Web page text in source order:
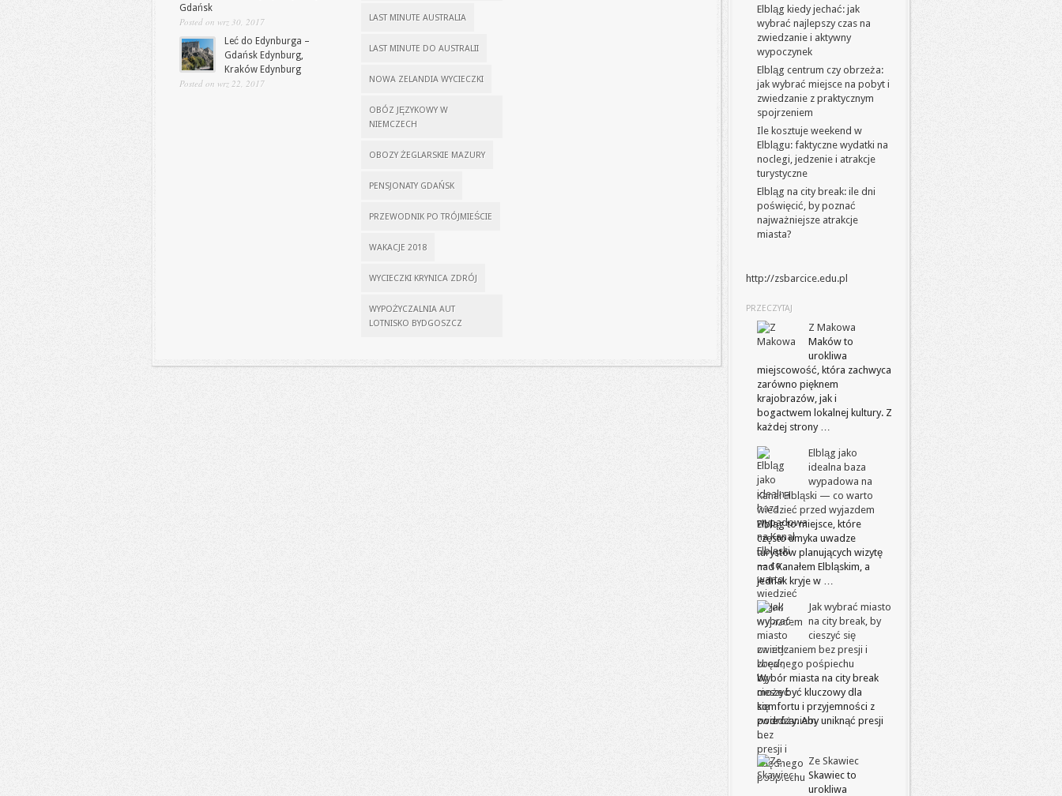
Gdańsk
Posted on wrz 30, 2017
Leć do Edynburga –
Gdańsk Edynburg,
Kraków Edynburg
Posted on wrz 22, 2017
LAST MINUTE AUSTRALIA
LAST MINUTE DO AUSTRALII
NOWA ZELANDIA WYCIECZKI
OBÓZ JĘZYKOWY W
NIEMCZECH
OBOZY ŻEGLARSKIE MAZURY
PENSJONATY GDAŃSK
PRZEWODNIK PO TRÓJMIEŚCIE
WAKACJE 2018
WYCIECZKI KRYNICA ZDRÓJ
WYPOŻYCZALNIA AUT
LOTNISKO BYDGOSZCZ
Elbląg kiedy jechać: jak
wybrać najlepszy czas na
zwiedzanie i aktywny
wypoczynek
Elbląg centrum czy obrzeża:
jak wybrać miejsce na pobyt i
zwiedzanie z praktycznym
spojrzeniem
Ile kosztuje weekend w
Elblągu: faktyczne wydatki na
noclegi, jedzenie i atrakcje
turystyczne
Elbląg na city break: ile dni
poświęcić, by poznać
najważniejsze atrakcje
miasta?
http://zsbarcice.edu.pl
PRZECZYTAJ
Z Makowa
Maków to
urokliwa
miejscowość, która zachwyca
zarówno pięknem
krajobrazów, jak i
bogactwem lokalnej kultury. Z
każdej strony …
Elbląg jako
idealna baza
wypadowa na
Kanał Elbląski — co warto
wiedzieć przed wyjazdem
Elbląg to miejsce, które
często umyka uwadze
turystów planujących wizytę
nad Kanałem Elbląskim, a
jednak kryje w …
Jak wybrać miasto
na city break, by
cieszyć się
zwiedzaniem bez presji i
zbędnego pośpiechu
Wybór miasta na city break
może być kluczowy dla
komfortu i przyjemności z
podróży. Aby uniknąć presji
…
Ze Skawiec
Skawiec to
urokliwa